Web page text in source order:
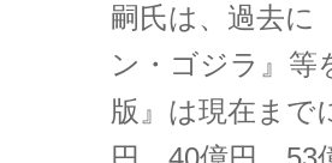
嗣⽒は、過去に
ン・ゴジラ』等
版』は現在まで